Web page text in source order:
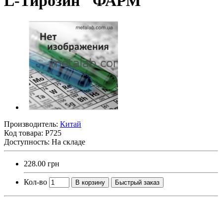
Производитель: Китай
Код товара: Р725
Доступность: На складе
228.00 грн
Кол-во В корзину Быстрый заказ